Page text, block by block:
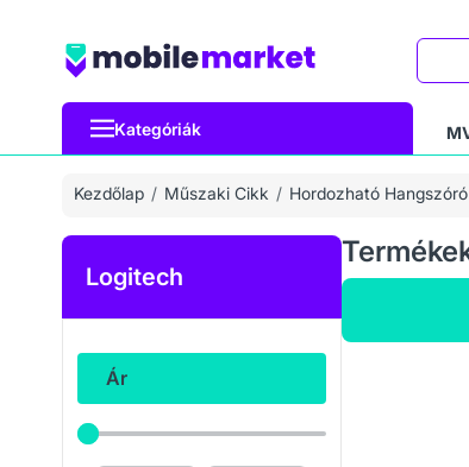
Kategóriák
Kezdőlap Műszaki Cikk Hordozható Hangszóró
Logitech
Ár